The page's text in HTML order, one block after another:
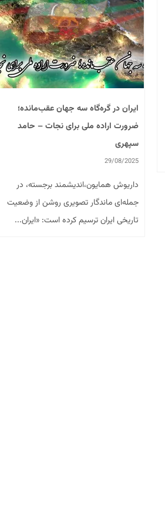
ایران در گره‌گاه سه جهان عقب‌مانده؛
ضرورت اراده ملی برای نجات – حامد
سپهری
29/08/2025
‏داریوش همایون،اندیشمند برجسته، در
جمله‌ای ماندگار تصویری روشن از وضعیت
تاریخی ایران ترسیم کرده است: ‏«ایران...